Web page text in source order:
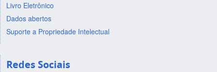
Livro Eletrônico
Dados abertos
Suporte a Propriedade Intelectual
Redes Sociais